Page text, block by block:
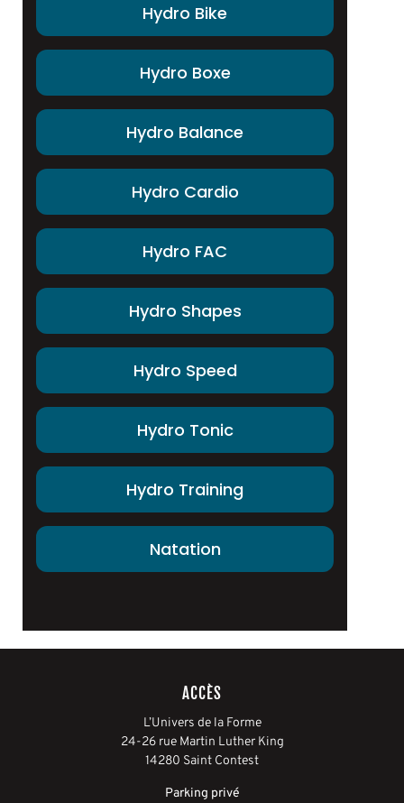
Hydro Bike
Hydro Boxe
Hydro Balance
Hydro Cardio
Hydro FAC
Hydro Shapes
Hydro Speed
Hydro Tonic
Hydro Training
Natation
ACCÈS
L’Univers de la Forme
24-26 rue Martin Luther King
14280 Saint Contest
Parking privé